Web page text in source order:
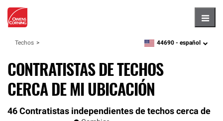
Techos zipcode,language
44690 - español
CONTRATISTAS DE TECHOS
CERCA DE MI UBICACIÓN
46 Contratistas independientes de techos cerca de